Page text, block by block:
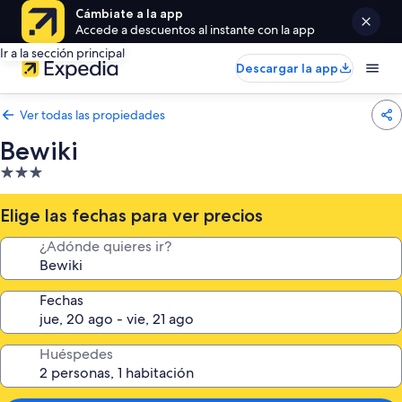
Cámbiate a la app
Accede a descuentos al instante con la app
Ir a la sección principal
Descargar la app
Ver todas las propiedades
Bewiki
Propiedad
de
3.0
estrellas
Elige las fechas para ver precios
¿Adónde quieres ir?
Fechas
Huéspedes